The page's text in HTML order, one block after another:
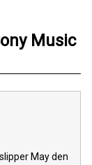
Music
May den